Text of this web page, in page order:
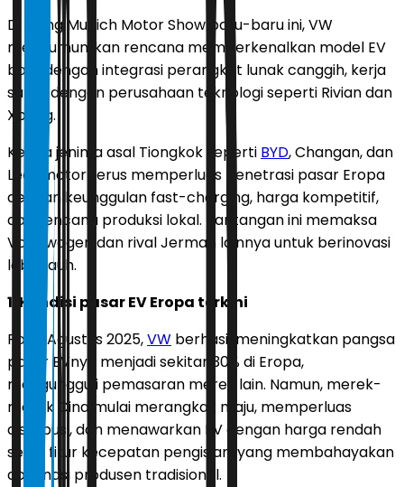
Di ajang Munich Motor Show baru-baru ini, VW
mengumumkan rencana memperkenalkan model EV
baru dengan integrasi perangkat lunak canggih, kerja
sama dengan perusahaan teknologi seperti Rivian dan
Xpeng.
Ketiga jenima asal Tiongkok seperti BYD, Changan, dan
Leapmotor terus memperluas penetrasi pasar Eropa
dengan keunggulan fast-charging, harga kompetitif,
dan rencana produksi lokal. Tantangan ini memaksa
Volkswagen dan rival Jerman lainnya untuk berinovasi
lebih jauh.
1. Kondisi pasar EV Eropa terkini
Pada Agustus 2025,VW berhasil meningkatkan pangsa
pasar EVnya menjadi sekitar 30% di Eropa,
mengungguli pemasaran merek lain. Namun, merek-
merek Cina mulai merangkak maju, memperluas
distribusi, dan menawarkan EV dengan harga rendah
serta fitur kecepatan pengisian, yang membahayakan
dominasi produsen tradisional.